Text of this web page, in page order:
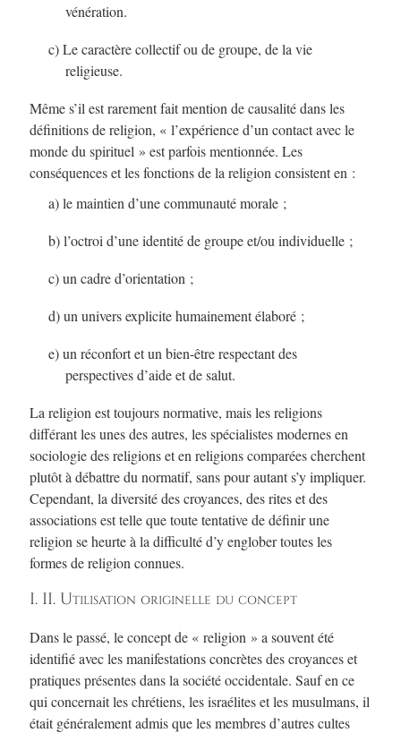
vénération.
c) Le caractère collectif ou de groupe, de la vie
religieuse.
Même s’il est rarement fait mention de causalité dans les
définitions de religion, « l’expérience d’un contact avec le
monde du spirituel » est parfois mentionnée. Les
conséquences et les fonctions de la religion consistent en :
a) le maintien d’une communauté morale ;
b) l’octroi d’une identité de groupe et/ou individuelle ;
c) un cadre d’orientation ;
d) un univers explicite humainement élaboré ;
e) un réconfort et un bien-être respectant des
perspectives d’aide et de salut.
La religion est toujours normative, mais les religions
différant les unes des autres, les spécialistes modernes en
sociologie des religions et en religions comparées cherchent
plutôt à débattre du normatif, sans pour autant s’y impliquer.
Cependant, la diversité des croyances, des rites et des
associations est telle que toute tentative de définir une
religion se heurte à la difficulté d’y englober toutes les
formes de religion connues.
I. II. Utilisation originelle du concept
Dans le passé, le concept de « religion » a souvent été
identifié avec les manifestations concrètes des croyances et
pratiques présentes dans la société occidentale. Sauf en ce
qui concernait les chrétiens, les israélites et les musulmans, il
était généralement admis que les membres d’autres cultes